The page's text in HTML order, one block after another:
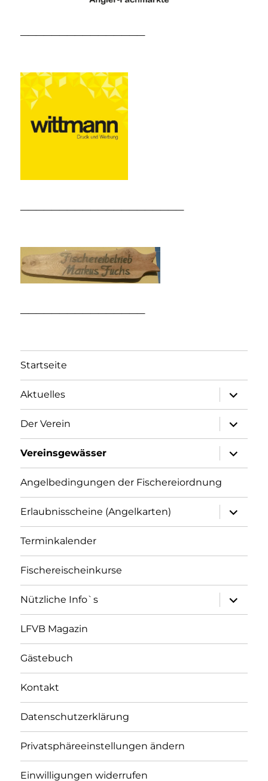
Startseite
Aktuelles
öffnen
Der Verein
öffnen
Vereinsgewässer
öffnen
Angelbedingungen der Fischereiordnung
Erlaubnisscheine (Angelkarten)
öffnen
Terminkalender
Fischereischeinkurse
Nützliche Info`s
öffnen
LFVB Magazin
Gästebuch
Kontakt
Datenschutzerklärung
Privatsphäreeinstellungen ändern
Einwilligungen widerrufen